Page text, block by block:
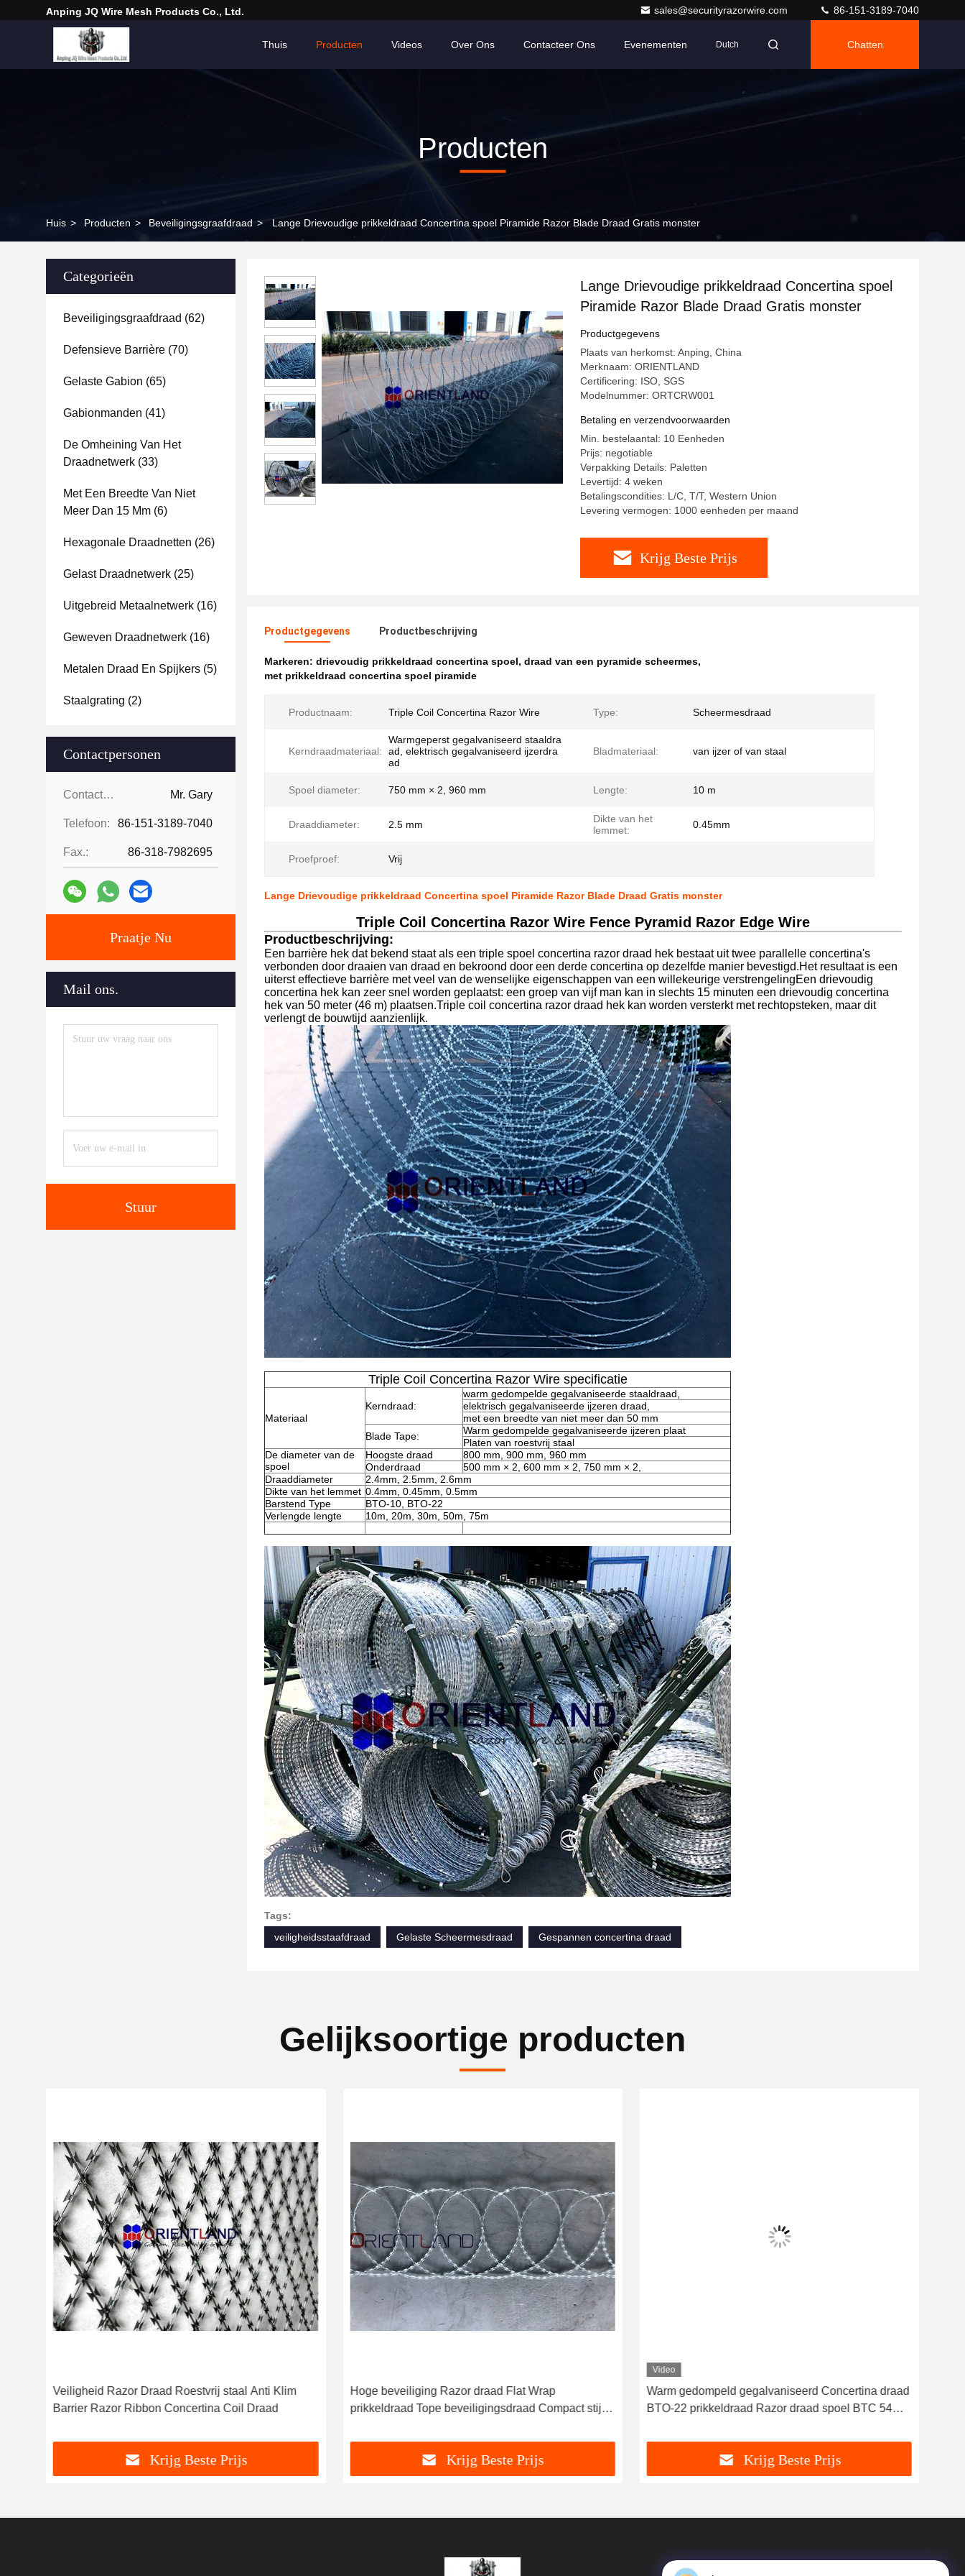
Anping JQ Wire Mesh Products Co., Ltd. sales@securityrazorwire.com 86-151-3189-7040
Thuis Producten Videos Over Ons Contacteer Ons Evenementen Dutch Chatten
Producten
Huis > Producten > Beveiligingsgraafdraad > Lange Drievoudige prikkeldraad Concertina spoel Piramide Razor Blade Draad Gratis monster
Categorieën
Beveiligingsgraafdraad (62)
Defensieve Barrière (70)
Gelaste Gabion (65)
Gabionmanden (41)
De Omheining Van Het
Draadnetwerk (33)
Met Een Breedte Van Niet
Meer Dan 15 Mm (6)
Hexagonale Draadnetten (26)
Gelast Draadnetwerk (25)
Uitgebreid Metaalnetwerk (16)
Geweven Draadnetwerk (16)
Metalen Draad En Spijkers (5)
Staalgrating (2)
Contactpersonen
Contactpersonen: Mr. Gary
Telefoon: 86-151-3189-7040
Fax.: 86-318-7982695
Praatje Nu
Mail ons.
Stuur
Lange Drievoudige prikkeldraad Concertina spoel
Piramide Razor Blade Draad Gratis monster
Productgegevens
Plaats van herkomst: Anping, China
Merknaam: ORIENTLAND
Certificering: ISO, SGS
Modelnummer: ORTCRW001
Betaling en verzendvoorwaarden
Min. bestelaantal: 10 Eenheden
Prijs: negotiable
Verpakking Details: Paletten
Levertijd: 4 weken
Betalingscondities: L/C, T/T, Western Union
Levering vermogen: 1000 eenheden per maand
Krijg Beste Prijs
Productgegevens Productbeschrijving
Markeren: drievoudig prikkeldraad concertina spoel, draad van een pyramide scheermes,
met prikkeldraad concertina spoel piramide
Productnaam: Triple Coil Concertina Razor Wire Type: Scheermesdraad
Kerndraadmateriaal:
Warmgeperst gegalvaniseerd staaldra
ad, elektrisch gegalvaniseerd ijzerdra
ad
Bladmateriaal: van ijzer of van staal
Spoel diameter: 750 mm × 2, 960 mm Lengte: 10 m
Draaddiameter: 2.5 mm
Dikte van het
lemmet:
0.45mm
Proefproef: Vrij
Lange Drievoudige prikkeldraad Concertina spoel Piramide Razor Blade Draad Gratis monster
Triple Coil Concertina Razor Wire Fence Pyramid Razor Edge Wire
Productbeschrijving:
Een barrière hek dat bekend staat als een triple spoel concertina razor draad hek bestaat uit twee parallelle concertina's
verbonden door draaien van draad en bekroond door een derde concertina op dezelfde manier bevestigd.Het resultaat is een
uiterst effectieve barrière met veel van de wenselijke eigenschappen van een willekeurige verstrengelingEen drievoudig
concertina hek kan zeer snel worden geplaatst: een groep van vijf man kan in slechts 15 minuten een drievoudig concertina
hek van 50 meter (46 m) plaatsen.Triple coil concertina razor draad hek kan worden versterkt met rechtopsteken, maar dit
verlengt de bouwtijd aanzienlijk.
Triple Coil Concertina Razor Wire specificatie
Materiaal
Kerndraad:
warm gedompelde gegalvaniseerde staaldraad,
elektrisch gegalvaniseerde ijzeren draad,
met een breedte van niet meer dan 50 mm
Blade Tape:
Warm gedompelde gegalvaniseerde ijzeren plaat
Platen van roestvrij staal
De diameter van de
spoel
Hoogste draad
800 mm, 900 mm, 960 mm
Onderdraad
500 mm × 2, 600 mm × 2, 750 mm × 2,
Draaddiameter
2.4mm, 2.5mm, 2.6mm
Dikte van het lemmet 0.4mm, 0.45mm, 0.5mm
Barstend Type
BTO-10, BTO-22
Verlengde lengte
10m, 20m, 30m, 50m, 75m
Tags:
veiligheidsstaafdraad
Gelaste Scheermesdraad Gespannen concertina draad
Gelijksoortige producten
Veiligheid Razor Draad Roestvrij staal Anti Klim
Barrier Razor Ribbon Concertina Coil Draad
Krijg Beste Prijs
Hoge beveiliging Razor draad Flat Wrap
prikkeldraad Tope beveiligingsdraad Compact stijl
Krijg Beste Prijs
Video
Warm gedompeld gegalvaniseerd Concertina draad
BTO-22 prikkeldraad Razor draad spoel BTC 54
Krijg Beste Prijs